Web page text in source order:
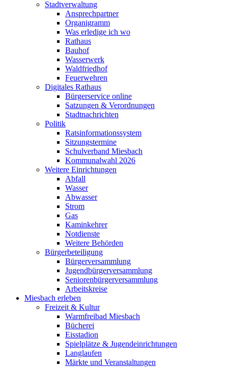
Stadtverwaltung
Ansprechpartner
Organigramm
Was erledige ich wo
Rathaus
Bauhof
Wasserwerk
Waldfriedhof
Feuerwehren
Digitales Rathaus
Bürgerservice online
Satzungen & Verordnungen
Stadtnachrichten
Politik
Ratsinformationssystem
Sitzungstermine
Schulverband Miesbach
Kommunalwahl 2026
Weitere Einrichtungen
Abfall
Wasser
Abwasser
Strom
Gas
Kaminkehrer
Notdienste
Weitere Behörden
Bürgerbeteiligung
Bürgerversammlung
Jugendbürgerversammlung
Seniorenbürgerversammlung
Arbeitskreise
Miesbach erleben
Freizeit & Kultur
Warmfreibad Miesbach
Bücherei
Eisstadion
Spielplätze & Jugendeinrichtungen
Langlaufen
Märkte und Veranstaltungen